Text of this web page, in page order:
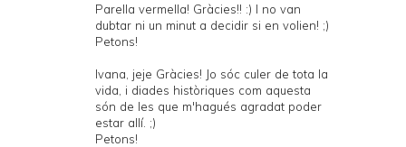
Parella vermella! Gràcies!! :) I no van
dubtar ni un minut a decidir si en volien! ;)
Petons!
Ivana, jeje Gràcies! Jo sóc culer de tota la
vida, i diades històriques com aquesta
són de les que m'hagués agradat poder
estar allí. ;)
Petons!